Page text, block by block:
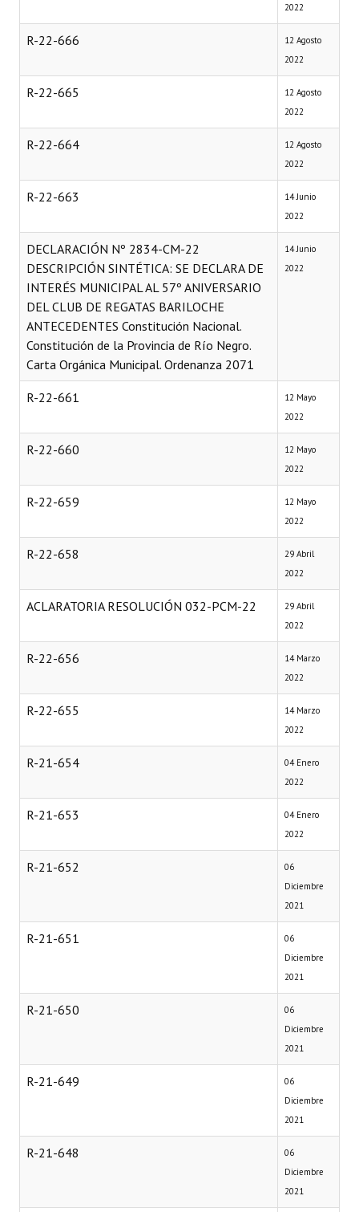
2022
R-22-666
12 Agosto
2022
R-22-665
12 Agosto
2022
R-22-664
12 Agosto
2022
R-22-663
14 Junio
2022
DECLARACIÓN Nº 2834-CM-22
DESCRIPCIÓN SINTÉTICA: SE DECLARA DE
INTERÉS MUNICIPAL AL 57º ANIVERSARIO
DEL CLUB DE REGATAS BARILOCHE
ANTECEDENTES Constitución Nacional.
Constitución de la Provincia de Río Negro.
Carta Orgánica Municipal. Ordenanza 2071
14 Junio
2022
R-22-661
12 Mayo
2022
R-22-660
12 Mayo
2022
R-22-659
12 Mayo
2022
R-22-658
29 Abril
2022
ACLARATORIA RESOLUCIÓN 032-PCM-22
29 Abril
2022
R-22-656
14 Marzo
2022
R-22-655
14 Marzo
2022
R-21-654
04 Enero
2022
R-21-653
04 Enero
2022
R-21-652
06
Diciembre
2021
R-21-651
06
Diciembre
2021
R-21-650
06
Diciembre
2021
R-21-649
06
Diciembre
2021
R-21-648
06
Diciembre
2021